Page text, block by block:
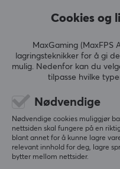
Overføringshastighet
300 Mbps 2.4 GHz, 867
802.11ac, 802.11b,
Frekvensbånd
2,4 GHz, 5GHz, Dual-
Avanserte funksjoner
0.0
Basert på 0 vurderinger
3
1
SKRIV ANMELDELSE
Mer fra vårt
Cookies og
MaxGaming (MaxFPS
lagringsteknikker for å gi
mulig. Nedenfor kan du
tilpasse hvilke
Nødvendige
Nødvendige cookies muliggjør
nettsiden skal fungere på en
blant annet for å kunne lagre
relevant innhold for deg, lagre
bytter mellom nettsider.